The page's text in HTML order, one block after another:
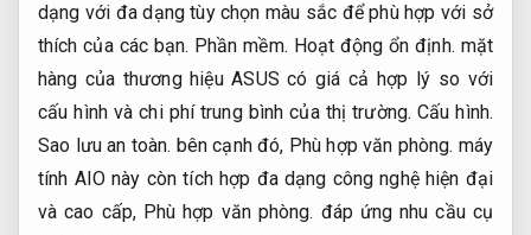
dạng với đa dạng tùy chọn màu sắc để phù hợp với sở
thích của các bạn. Phần mềm. Hoạt động ổn định. mặt
hàng của thương hiệu ASUS có giá cả hợp lý so với
cấu hình và chi phí trung bình của thị trường.Cấu hình.
Sao lưu an toàn. bên cạnh đó, Phù hợp văn phòng. máy
tính AIO này còn tích hợp đa dạng công nghệ hiện đại
và cao cấp, Phù hợp văn phòng. đáp ứng nhu cầu cụ